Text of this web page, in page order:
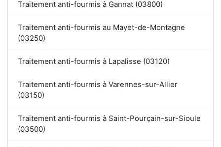
Traitement anti-fourmis à Gannat (03800)
Traitement anti-fourmis au Mayet-de-Montagne
(03250)
Traitement anti-fourmis à Lapalisse (03120)
Traitement anti-fourmis à Varennes-sur-Allier
(03150)
Traitement anti-fourmis à Saint-Pourçain-sur-Sioule
(03500)